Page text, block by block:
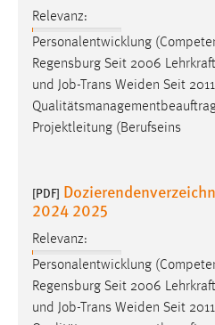
Relevanz:
Personalentwicklung
Regensburg Seit 2006
und Job-Trans Weiden Seit 2011
Projektleitung (Berufseins
[PDF]
2024 2025
Relevanz:
Personalentwicklung
Regensburg Seit 2006
und Job-Trans Weiden Seit 2011
Name:
site-language-preference
Zweck:
Das Cookie speichert die
Cookie Laufzeit:
30 Tage
Chat
MibewSessionID,
chat-frame-style-
Zweck:
Wird benötigt um die